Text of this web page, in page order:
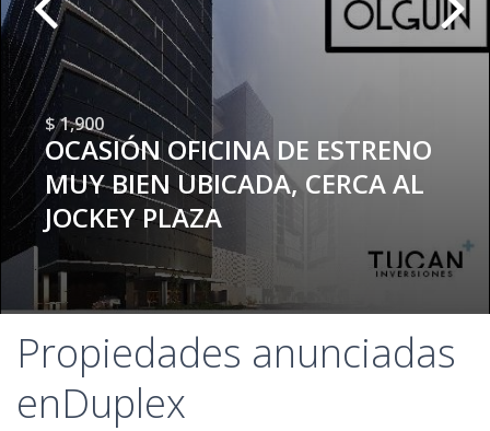
$ 1,900
OCASIÓN OFICINA DE ESTRENO
MUY BIEN UBICADA, CERCA AL
JOCKEY PLAZA
Propiedades anunciadas
enDuplex